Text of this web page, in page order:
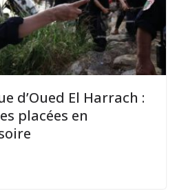
d’Oued El Harrach :
placées en